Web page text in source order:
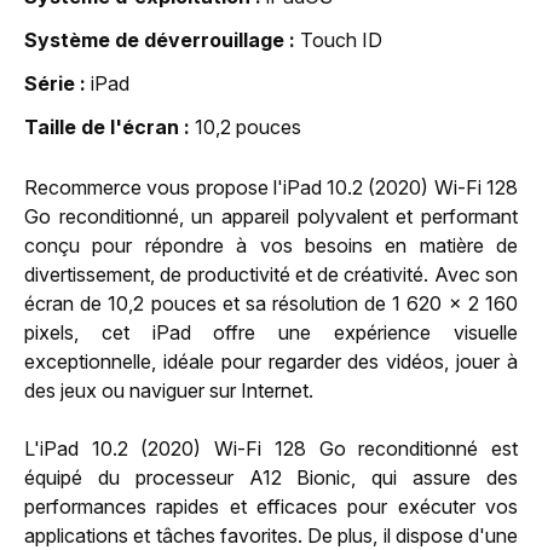
Système de déverrouillage
Touch ID
Série
iPad
Taille de l'écran
10,2 pouces
Recommerce vous propose l'iPad 10.2 (2020) Wi-Fi 128
Go reconditionné, un appareil polyvalent et performant
conçu pour répondre à vos besoins en matière de
divertissement, de productivité et de créativité. Avec son
écran de 10,2 pouces et sa résolution de 1 620 x 2 160
pixels, cet iPad offre une expérience visuelle
exceptionnelle, idéale pour regarder des vidéos, jouer à
des jeux ou naviguer sur Internet.
L'iPad 10.2 (2020) Wi-Fi 128 Go reconditionné est
équipé du processeur A12 Bionic, qui assure des
performances rapides et efficaces pour exécuter vos
applications et tâches favorites. De plus, il dispose d'une